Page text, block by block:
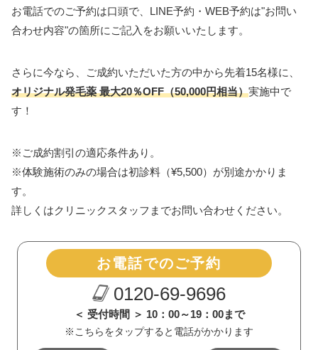
お電話でのご予約は口頭で、LINE予約・WEB予約は"お問い
合わせ内容"の箇所にご記入をお願いいたします。
さらに今なら、ご成約いただいた方の中から先着15名様に、
オリジナル発毛薬 最大20％OFF（50,000円相当）実施中で
す！
※ご成約割引の適応条件あり。
※体験施術のみの場合は初診料（¥5,500）が別途かかりま
す。
詳しくはクリニックスタッフまでお問い合わせください。
お電話でのご予約
0120-69-9696
＜ 受付時間 ＞ 10：00～19：00まで
※こちらをタップすると電話がかかります